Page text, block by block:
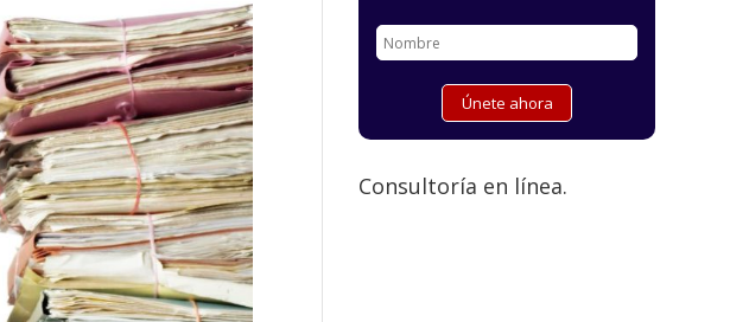
Consultoría en línea.